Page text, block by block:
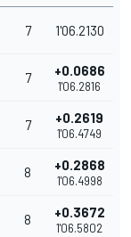
7 1'06.2130
7 +0.0686
1'06.2816
7 +0.2619
1'06.4749
8 +0.2868
1'06.4998
8 +0.3672
1'06.5802